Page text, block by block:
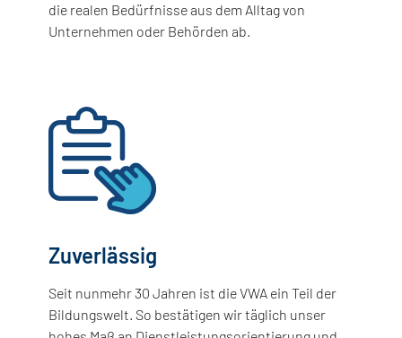
die realen Bedürfnisse aus dem Alltag von
Unternehmen oder Behörden ab.
Zuverlässig
Seit nunmehr 30 Jahren ist die VWA ein Teil der
Bildungswelt. So bestätigen wir täglich unser